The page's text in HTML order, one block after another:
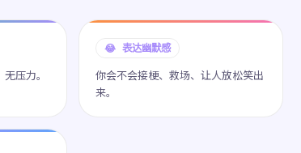
压力。
😂 表达幽默感
你会不会接梗、救场、让人放松笑出
来。